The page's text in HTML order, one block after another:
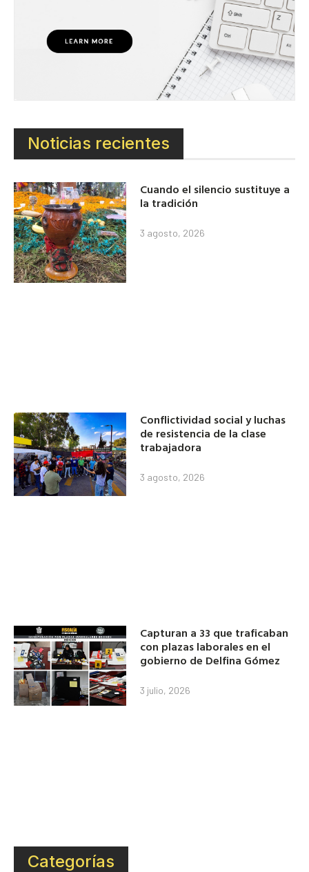
Noticias recientes
Cuando el silencio sustituye a
la tradición
3 agosto, 2026
Conflictividad social y luchas
de resistencia de la clase
trabajadora
3 agosto, 2026
Capturan a 33 que traficaban
con plazas laborales en el
gobierno de Delfina Gómez
3 julio, 2026
Categorías